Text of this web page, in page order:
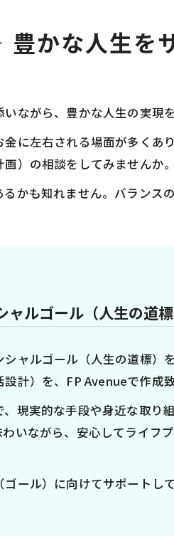
豊かな人生を
ながら、豊かな人生の実現
に左右される場面が多く
）の相談をしてみませんか。
かも知れません。バランス
ャルゴール（人生の道
ャルゴール（人生の道標）
計）を、FP Avenueで作成致
現実的な手段や身近な取り
いながら、安心してライフ
ール）に向けてサポートして